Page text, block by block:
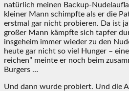
natürlich meinen Backup-
kleiner Mann schimpfte als er die
erstmal gar nicht probieren. Da ist
großer Mann kämpfte sich tapfer
insgeheim immer wieder zu den
heute gar nicht so viel Hunger –
reichen” meinte er noch beim
Burgers …
Und dann wurde probiert. Und die